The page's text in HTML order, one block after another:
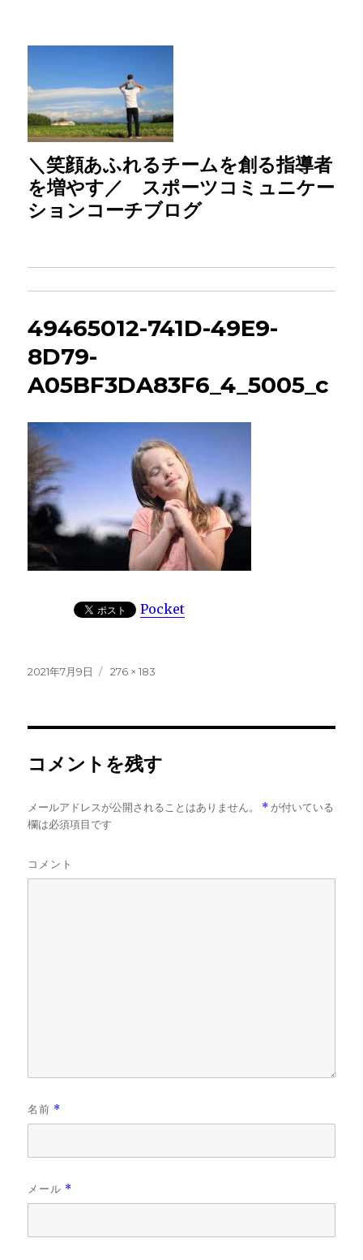
＼笑顔あふれるチームを創る指導者
を増やす／ スポーツコミュニケー
ションコーチブログ
49465012-741D-49E9-
8D79-
A05BF3DA83F6_4_5005_c
Pocket
投
2021年7月9日
フ
276 × 183
コメントを残す
メールアドレスが公開されることはありません。 * が付いている
欄は必須項目です
コメント
名前 *
メール *